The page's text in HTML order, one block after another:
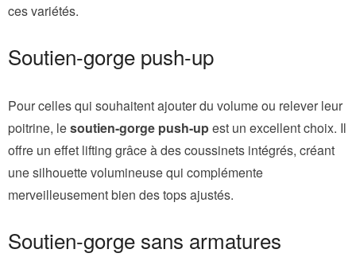
ces variétés.
Soutien-gorge push-up
Pour celles qui souhaitent ajouter du volume ou relever leur
poitrine, lesoutien-gorge push-upest un excellent choix. Il
offre un effet lifting grâce à des coussinets intégrés, créant
une silhouette volumineuse qui complémente
merveilleusement bien des tops ajustés.
Soutien-gorge sans armatures